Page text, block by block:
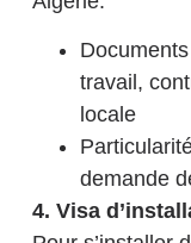
travail,
locale
demande
4. Visa